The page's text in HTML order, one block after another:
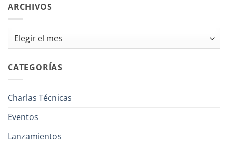
ARCHIVOS
Archivos
CATEGORÍAS
Charlas Técnicas
Eventos
Lanzamientos